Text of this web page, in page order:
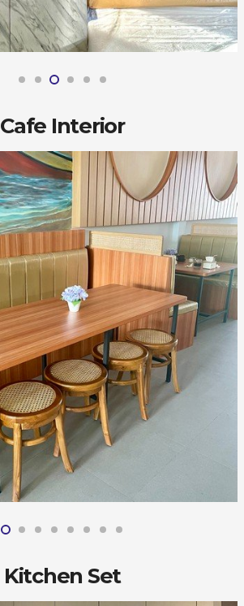
Cafe Interior
Kitchen Set